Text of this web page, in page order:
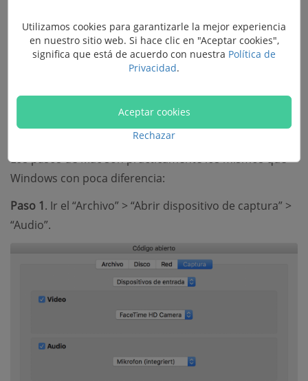
En Mac
Los pasos de Mac son prácticamente los mismos que
Windows con poca diferencia:
Paso 1. Ir el “Archivo” > “Abrir dispositivo de captura” >
“Audio”.
Utilizamos cookies para garantizarle la mejor experiencia
en nuestro sitio web. Si hace clic en "Aceptar cookies",
significa que está de acuerdo con nuestra Política de
Privacidad.
Aceptar cookies
Rechazar